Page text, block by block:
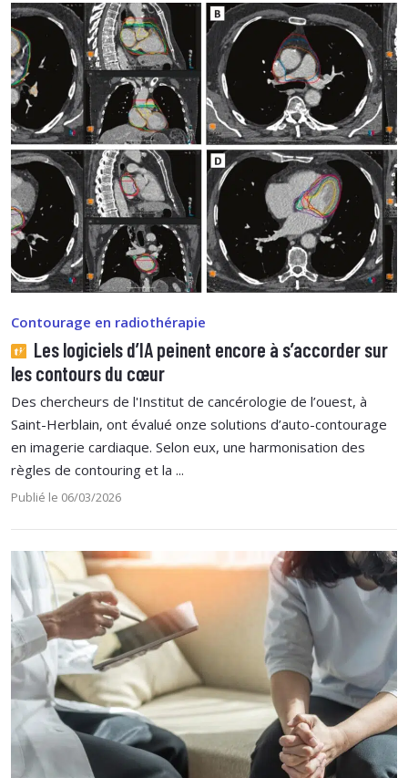
Contourage en radiothérapie
Les logiciels d’IA peinent encore à s’accorder sur
les contours du cœur
Des chercheurs de l'Institut de cancérologie de l’ouest, à
Saint-Herblain, ont évalué onze solutions d’auto-contourage
en imagerie cardiaque. Selon eux, une harmonisation des
règles de contouring et la ...
Publié le 06/03/2026